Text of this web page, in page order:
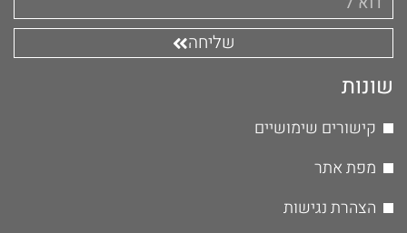
שליחה
שונות
קישורים שימושיים
מפת אתר
הצהרת נגישות